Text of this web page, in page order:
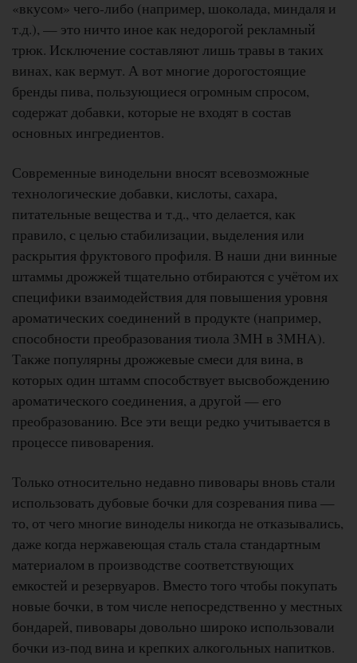
«вкусом» чего-либо (например, шоколада, миндаля и
т.д.), — это ничто иное как недорогой рекламный
трюк. Исключение составляют лишь травы в таких
винах, как вермут. А вот многие дорогостоящие
бренды пива, пользующиеся огромным спросом,
содержат добавки, которые не входят в состав
основных ингредиентов.
Современные винодельни вносят всевозможные
технологические добавки, кислоты, сахара,
питательные вещества и т.д., что делается, как
правило, с целью стабилизации, выделения или
раскрытия фруктового профиля. В наши дни винные
штаммы дрожжей тщательно отбираются с учётом их
специфики взаимодействия для повышения уровня
ароматических соединений в продукте (например,
способности преобразования тиола 3MH в 3MHA).
Также популярны дрожжевые смеси для вина, в
которых один штамм способствует высвобождению
ароматического соединения, а другой — его
преобразованию. Все эти вещи редко учитывается в
процессе пивоварения.
Только относительно недавно пивовары вновь стали
использовать дубовые бочки для созревания пива —
то, от чего многие виноделы никогда не отказывались,
даже когда нержавеющая сталь стала стандартным
материалом в производстве соответствующих
емкостей и резервуаров. Вместо того чтобы покупать
новые бочки, в том числе непосредственно у местных
бондарей, пивовары довольно широко использовали
бочки из-под вина и крепких алкогольных напитков.